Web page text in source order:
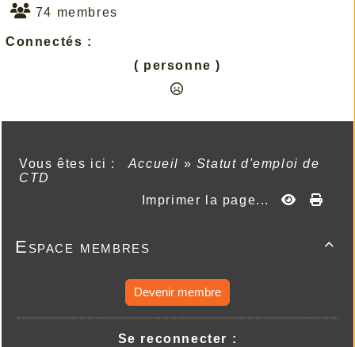
74 membres
Connectés :
( personne )
Vous êtes ici : Accueil » Statut d'emploi de
CTD
Imprimer la page...

Espace membres
Devenir membre
Se reconnecter :